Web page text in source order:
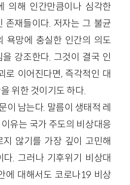
의해 인간만큼이나 심각한
존재들이다. 저자는 그 불균
욕망에 충실한 인간의 의도
강조한다. 그것이 결국 인
로 이어진다면, 즉각적인 대
위한 것이기도 하다.
이 남는다. 말름이 생태적 레
유는 국가 주도의 비상대응
지 않기를 가장 깊이 고민해
다. 그러나 기후위기 비상대
에 대해서도 코로나19 비상